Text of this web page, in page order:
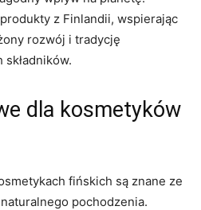
z Finlandii, wspierając
‍rozwój i tradycję
dla kosmetyków
fińskich są‌ znane ze
pochodzenia.